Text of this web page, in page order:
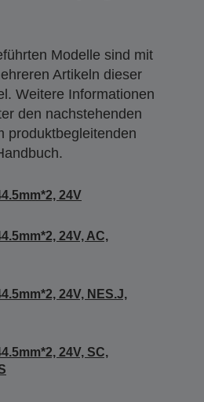
Modelle sind mit
Artikeln dieser
Weitere Informationen
den nachstehenden
produktbegleitenden
24V
24V, AC,
24V, NES.J,
24V, SC,